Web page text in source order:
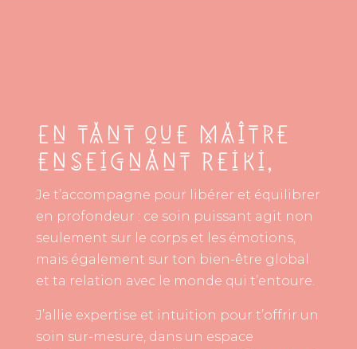
En tant que maître
enseignant Reiki,
Je t’accompagne pour libérer et équilibrer
en profondeur : ce soin puissant agit non
seulement sur le corps et les émotions,
mais également sur ton bien-être global
et ta relation avec le monde qui t’entoure.
J’allie expertise et intuition pour t’offrir un
soin sur-mesure, dans un espace